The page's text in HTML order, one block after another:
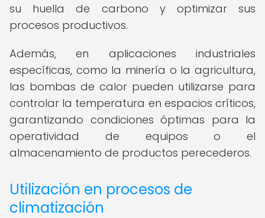
su huella de carbono y optimizar sus
procesos productivos.
Además, en aplicaciones industriales
específicas, como la minería o la agricultura,
las bombas de calor pueden utilizarse para
controlar la temperatura en espacios críticos,
garantizando condiciones óptimas para la
operatividad de equipos o el
almacenamiento de productos perecederos.
Utilización en procesos de
climatización